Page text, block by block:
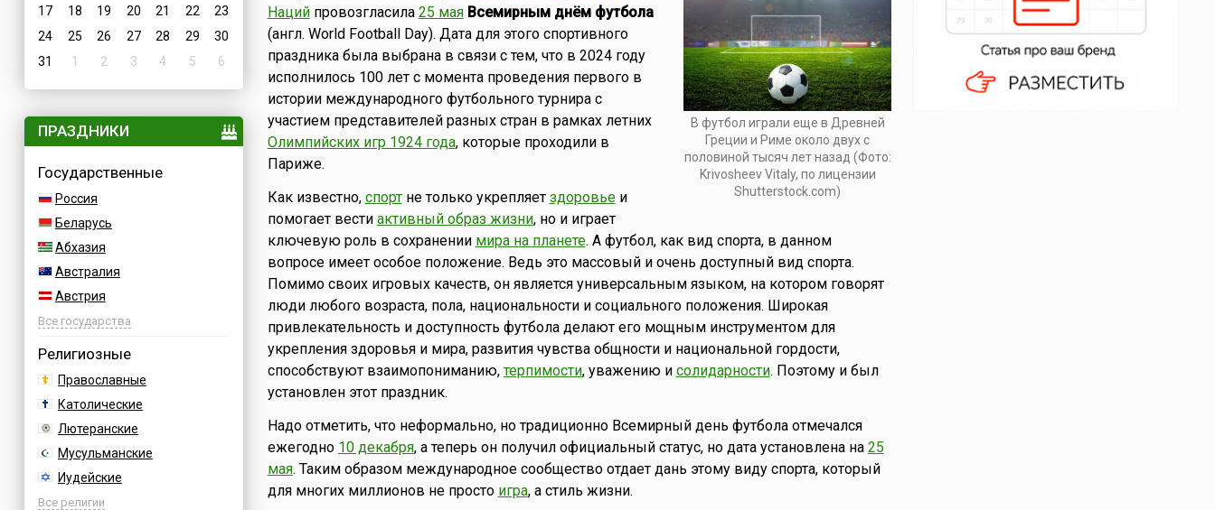
17
18 19 20 21 22
23
24
25 26 27 28 29
30
31
1 2 3 4 5 6
ПРАЗДНИКИ
Государственные
Россия
Беларусь
Абхазия
Австралия
Австрия
Азербайджан
Все государства
Религиозные
Православные
Католические
Лютеранские
Мусульманские
Иудейские
Буддийские
Все религии
В футбол играли еще в Древней
Греции и Риме около двух с
половиной тысяч лет назад (Фото:
Krivosheev Vitaly, по лицензии
Shutterstock.com)
Нацийпровозгласила 25 мая Всемирным днём футбола
(англ. World Football Day). Дата для этого спортивного
праздника была выбрана в связи с тем, что в 2024 году
исполнилось 100 лет с момента проведения первого в
истории международного футбольного турнира с
участием представителей разных стран в рамках летних
Олимпийских игр 1924 года, которые проходили в
Париже.
Как известно, спортне только укрепляет здоровьеи
помогает вести активный образ жизни, но и играет
ключевую роль в сохранении мира на планете. А футбол, как вид спорта, в данном
вопросе имеет особое положение. Ведь это массовый и очень доступный вид спорта.
Помимо своих игровых качеств, он является универсальным языком, на котором говорят
люди любого возраста, пола, национальности и социального положения. Широкая
привлекательность и доступность футбола делают его мощным инструментом для
укрепления здоровья и мира, развития чувства общности и национальной гордости,
способствуют взаимопониманию, терпимости, уважению и солидарности. Поэтому и был
установлен этот праздник.
Надо отметить, что неформально, но традиционно Всемирный день футбола отмечался
ежегодно 10 декабря, а теперь он получил официальный статус, но дата установлена на 25
мая. Таким образом международное сообщество отдает дань этому виду спорта, который
для многих миллионов не просто игра, а стиль жизни.